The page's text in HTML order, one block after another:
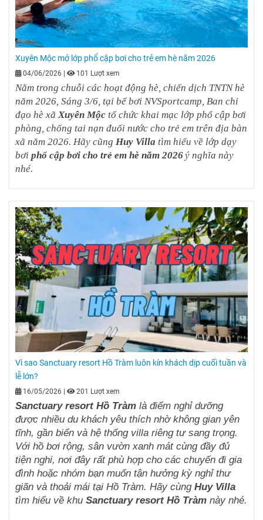
Xuyên Mộc mở lớp phổ cập bơi cho trẻ em hè năm 2026
04/06/2026 101 Lượt xem
Nằm trong chuỗi các hoạt động hè, chiến dịch TNTN hè
năm 2026, Sáng 3/6, tại bể bơi NVSportcamp, Ban chỉ
đạo hè xãXuyên Mộc tổ chức khai mạc lớp phổ cập bơi
phòng, chống tai nạn đuối nước cho trẻ em trên địa bàn
xã năm 2026. Hãy cũng Huy Villa tìm hiểu về lớp dạy
bơi phổ cập bơi cho trẻ em hè năm 2026ý nghĩa này
nhé.
Vì sao Sanctuary resort Hồ Tràm luôn kín khách dịp cuối tuần và
lễ lớn?
16/05/2026 201 Lượt xem
Sanctuary resort Hồ Tràm là điểm nghỉ dưỡng
được nhiều du khách yêu thích nhờ không gian yên
tĩnh, gần biển và hệ thống villa riêng tư sang trọng.
Với hồ bơi rộng, sân vườn xanh mát cùng đầy đủ
tiện nghi, nơi đây rất phù hợp cho các chuyến đi gia
đình hoặc nhóm bạn muốn tận hưởng kỳ nghỉ thư
giãn và thoải mái tại Hồ Tràm. Hãy cùng Huy Villa
tìm hiểu về khu Sanctuary resort Hồ Tràm này nhé.